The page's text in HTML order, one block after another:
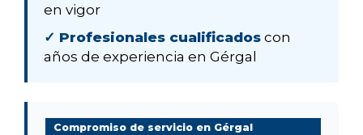
en vigor
✓ Profesionales cualificados con
años de experiencia en Gérgal
Compromiso de servicio en Gérgal